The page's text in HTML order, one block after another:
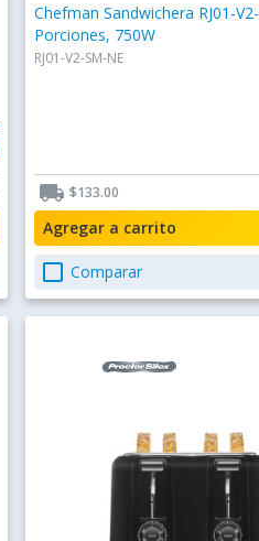
Chefman Sandwichera RJ01-
Porciones, 750W
RJ01-V2-SM-NE
local_shipping $133.00
Agregar a carrito
check_box_outline_blank Comparar